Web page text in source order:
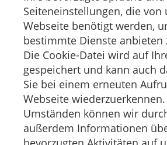
Seiteneinstellungen, die von
Webseite benötigt werden,
bestimmte Dienste anbieten
Die Cookie-Datei wird auf
gespeichert und kann auch
Sie bei einem erneuten
Webseite
Umständen können wir
außerdem Informationen